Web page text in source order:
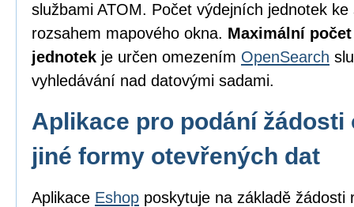
službami ATOM. Počet výdejních jednotek
rozsahem mapového okna. Maximální
jednotek je určen omezením OpenSearch
vyhledávání nad datovými sadami.
Aplikace pro podání
jiné formy otevřených dat
Aplikace Eshop poskytuje na základě žádosti